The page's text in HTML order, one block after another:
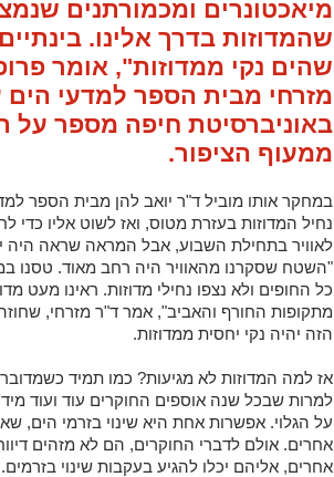
מיאכטונרים ומכמורתנים
שהמדוזות בדרך אלינו.
שהים נקי ממדוזות", אומר
מזרחי מבית הספר למדעי הים
באוניברסיטת חיפה מספר על
ממעוף הציפור.
במחקר אותו מוביל ד"ר יואב להן מבית הספר
נחיל המדוזות בעזרת מטוס, ואז לשוט אליו כדי
לאוויר בתחילת השבוע, אבל המראה שראה היה
כל החופים ולא נצפו נחילי מדוזות. ראינו מעט
מתקופות החורף והאביב", אמר ד"ר מזרחי,
הזה יהיה נקי יחסית ממדוזות.
אז למה המדוזות לא מגיעות? כמו תמיד כשמדובר
למרות שבכל שנה אוספים החוקרים עוד ועוד
על הגלוי. אפשרות אחת היא שינוי בזרמי הים,
אחרים. אולם לדברי החוקרים, הם לא מזהים
אחרים, אליהם יכלו להגיע בעקבות שינוי